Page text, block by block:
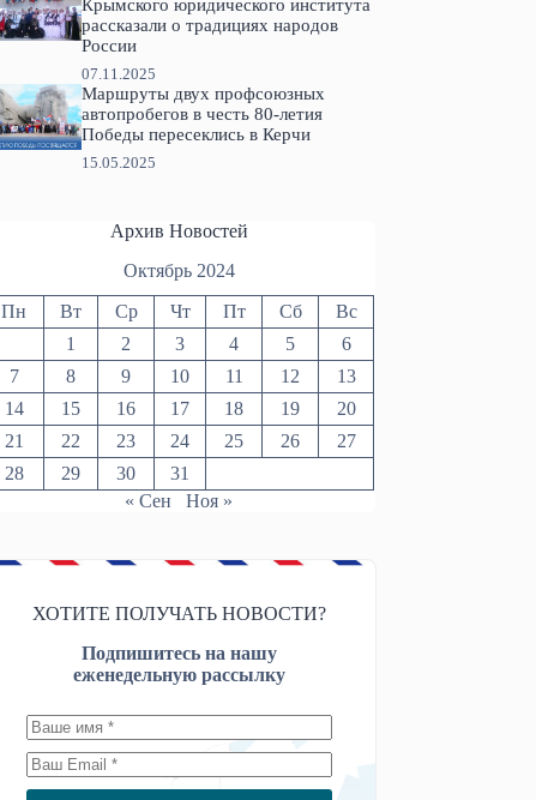
Крымского юридического института
рассказали о традициях народов
России
07.11.2025
Маршруты двух профсоюзных
автопробегов в честь 80-летия
Победы пересеклись в Керчи
15.05.2025
Архив Новостей
Октябрь 2024
Пн Вт Ср Чт Пт Сб
Вс
1
2 3 4 5
6
7
8 9 10 11 12
13
14
15 16 17 18 19
20
21
22 23 24 25 26
27
28
29 30
31
« Сен
Ноя »
ХОТИТЕ ПОЛУЧАТЬ НОВОСТИ?
Подпишитесь на нашу
еженедельную рассылку